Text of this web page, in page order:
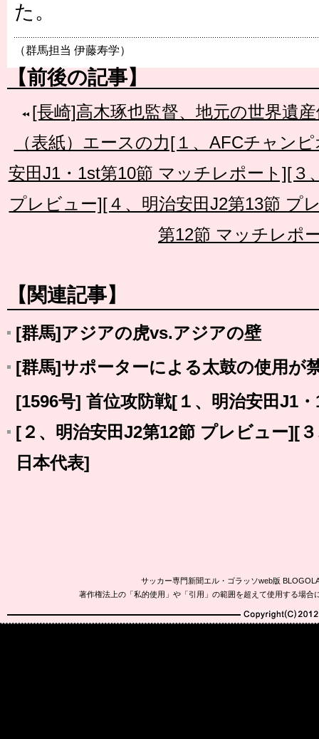
た。
（群馬担当 伊藤寿学）
【前後の記事】
[長崎]高木琢也監督、地元の世界遺
（表紙）エースの力[１、AFCチャン
安田J1・1st第10節 マッチレポート][３
プレビュー][４、明治安田J2第13節 プ
第12節 マッチレポ
【関連記事】
[群馬]アジアの虎vs.アジアの壁
[群馬]サポーターによる太鼓の使用が
[1596号] 首位攻防戦[１、明治安田J1
[２、明治安田J2第12節 プレビュー][
日本代表]
サッカー専門新聞エル・ゴラッソweb版
著作権法上の「私的使用」や「引用」の範囲を超えて使用する場
Copyright(C)2010-